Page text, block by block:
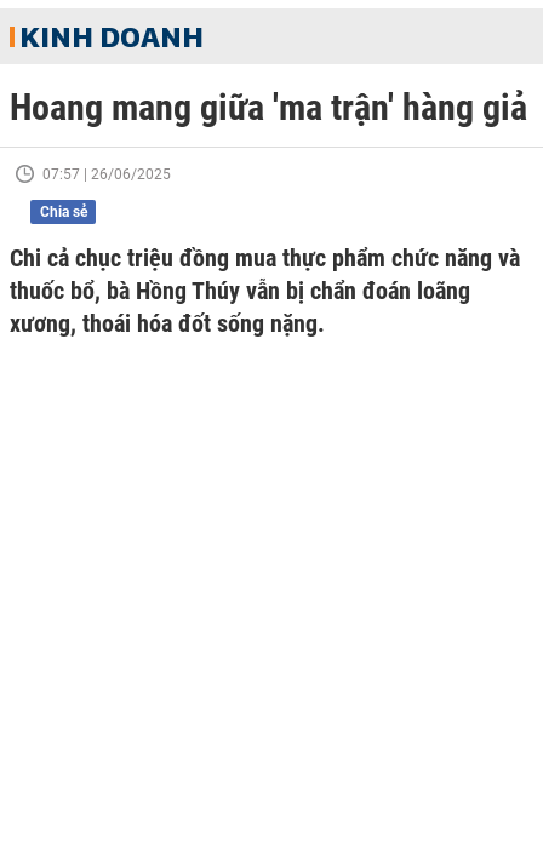
KINH DOANH
Hoang mang giữa 'ma trận' hàng giả
07:57 | 26/06/2025
Chia sẻ
Chi cả chục triệu đồng mua thực phẩm chức năng và
thuốc bổ, bà Hồng Thúy vẫn bị chẩn đoán loãng
xương, thoái hóa đốt sống nặng.